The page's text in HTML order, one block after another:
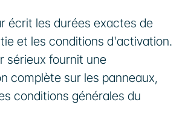
écrit les durées exactes de
et les conditions d'activation.
sérieux fournit une
complète sur les panneaux,
conditions générales du